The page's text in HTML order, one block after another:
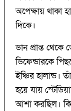
অপেক্ষায় থাকা
দিকে।
ডান প্রান্ত
ডিফেন্ডারকে
ইঞ্চির হালান্ড।
হয়ে যায়
আশা করছিল।